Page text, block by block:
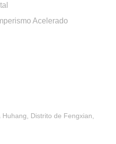
Acelerado
Distrito de Fengxian,